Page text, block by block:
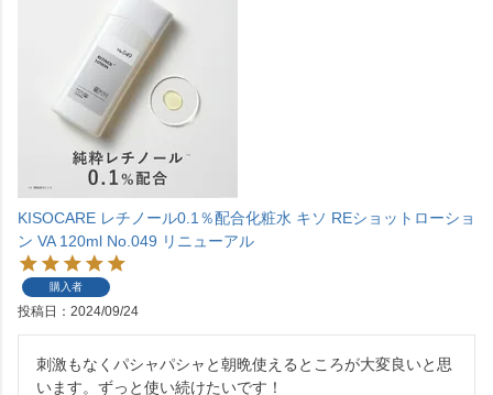
KISOCARE レチノール0.1％配合化粧水 キソ REショットローショ
ン VA 120ml No.049 リニューアル
購入者
投稿日 2024/09/24
刺激もなくパシャパシャと朝晩使えるところが大変良いと思
います。ずっと使い続けたいです！